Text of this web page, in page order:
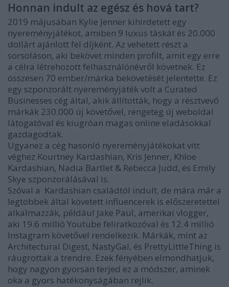
Honnan indult az egész és hová tart?
2019 májusában Kylie Jenner kihirdetett egy
nyereményjátékot, amiben 9 luxus táskát és 20.000
dollárt ajánlott fel díjként. Az vehetett részt a
sorsoláson, aki bekövet minden profilt, amit egy erre
a célra létrehozott felhasználónévről követnek. Ez
összesen 70 ember/márka bekövetését jelentette. Ez
egy szponzorált nyereményjáték volt a Curated
Businesses cég által, akik állították, hogy a résztvevő
márkák 230.000 új követővel, rengeteg új weboldal
látogatóval és kiugróan magas online eladásokkal
gazdagodtak.
Ugyanez a cég hasonló nyereményjátékokat vitt
véghez Kourtney Kardashian, Kris Jenner, Khloe
Kardashian, Nadia Bartlet & Rebecca Judd, és Emily
Skye szponzorálásával is.
Szóval a Kardashian családtól indult, de mára már a
legtöbbek által követett influencerek is előszeretettel
alkalmazzák, például Jake Paul, amerikai vlogger,
aki 19.6 millió Youtube feliratkozóval és 12.4 millió
Instagram követővel rendelkezik. Márkák, mint az
Architectural Digest, NastyGal, és PrettyLittleThing is
ráugrottak a trendre. Ezek fényében elmondhatjuk,
hogy nagyon gyorsan terjed ez a módszer, aminek
oka a gyors hatékonyságában rejlik.